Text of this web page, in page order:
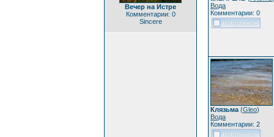
Вечер на Истре
Комментарии: 0
Sincere
Вода
Комментарии: 0
Клязьма (Gleo)
Вода
Комментарии: 2